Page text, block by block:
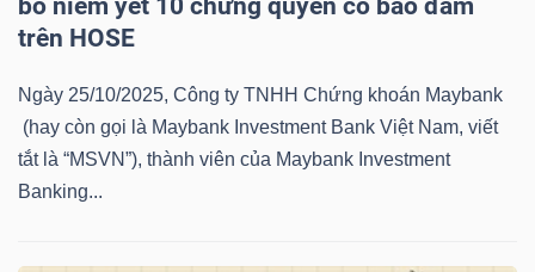
bố niêm yết 10 chứng quyền có bảo đảm
trên HOSE
Ngày 25/10/2025, Công ty TNHH Chứng khoán Maybank
(hay còn gọi là Maybank Investment Bank Việt Nam, viết
tắt là “MSVN”), thành viên của Maybank Investment
Banking...
VS-